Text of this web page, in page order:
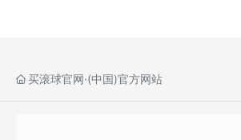
买滚球官网·(中国)官方网站